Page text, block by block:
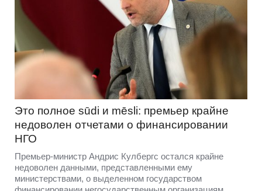
Это полное sūdi и mēsli: премьер крайне
недоволен отчетами о финансировании
НГО
Премьер-министр Андрис Кулбергс остался крайне
недоволен данными, представленными ему
министерствами, о выделенном государством